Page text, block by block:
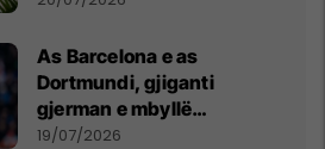
As Barcelona e as
Dortmundi, gjiganti
gjerman e mbyllë
marrëveshjen për Fisnik
19/07/2026